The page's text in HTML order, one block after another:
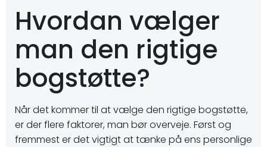
Hvordan vælger
man den rigtige
bogstøtte?
Når det kommer til at vælge den rigtige bogstøtte,
er der flere faktorer, man bør overveje. Først og
fremmest er det vigtigt at tænke på ens personlige